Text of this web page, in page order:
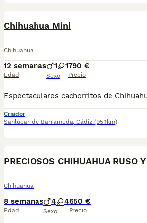
Chihuahua Mini
Chihuahua
12 semanas
Edad
1 1
Sexo
790 €
Precio
Criador
Sanlúcar de Barrameda, Cádiz (95.1km)
PRECIOSOS CHIHUAHUA RUSO
Chihuahua
8 semanas
Edad
4 4
Sexo
650 €
Precio